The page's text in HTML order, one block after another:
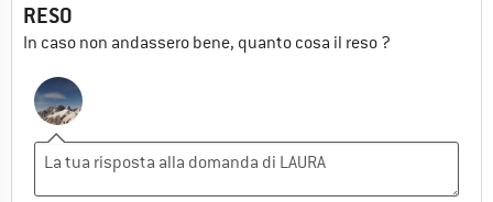
RESO
In caso non andassero bene, quanto cosa il reso ?